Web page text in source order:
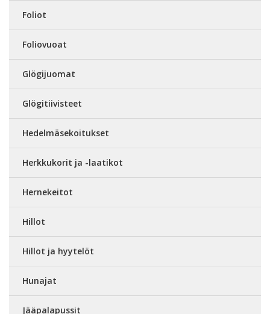
Foliot
Foliovuoat
Glögijuomat
Glögitiivisteet
Hedelmäsekoitukset
Herkkukorit ja -laatikot
Hernekeitot
Hillot
Hillot ja hyytelöt
Hunajat
Jääpalapussit